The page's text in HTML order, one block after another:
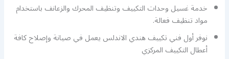
خدمة غسيل وحدات التكييف وتنظيف المحرك والزعانف باستخدام
مواد تنظيف فعالة.
نوفر أول فني تكييف هندي الاندلس يعمل في صيانة وإصلاح كافة
أعطال التكييف المركزي